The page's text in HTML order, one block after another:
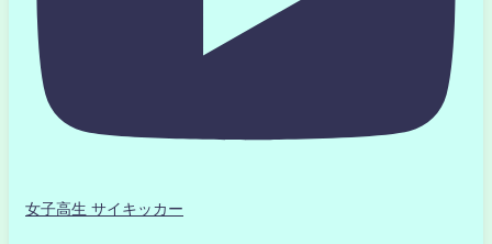
女子高生 サイキッカー